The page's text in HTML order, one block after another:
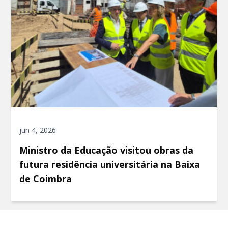
jun 4, 2026
Ministro da Educação visitou obras da
futura residência universitária na Baixa
de Coimbra